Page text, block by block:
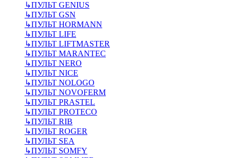
↳ПУЛЬТ GENIUS
↳ПУЛЬТ GSN
↳ПУЛЬТ HORMANN
↳ПУЛЬТ LIFE
↳ПУЛЬТ LIFTMASTER
↳ПУЛЬТ MARANTEC
↳ПУЛЬТ NERO
↳ПУЛЬТ NICE
↳ПУЛЬТ NOLOGO
↳ПУЛЬТ NOVOFERM
↳ПУЛЬТ PRASTEL
↳ПУЛЬТ PROTECO
↳ПУЛЬТ RIB
↳ПУЛЬТ ROGER
↳ПУЛЬТ SEA
↳ПУЛЬТ SOMFY